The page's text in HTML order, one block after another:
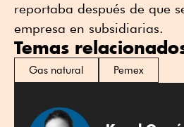
reportaba después de que
empresa en subsidiarias.
Temas
Gas natural Pemex